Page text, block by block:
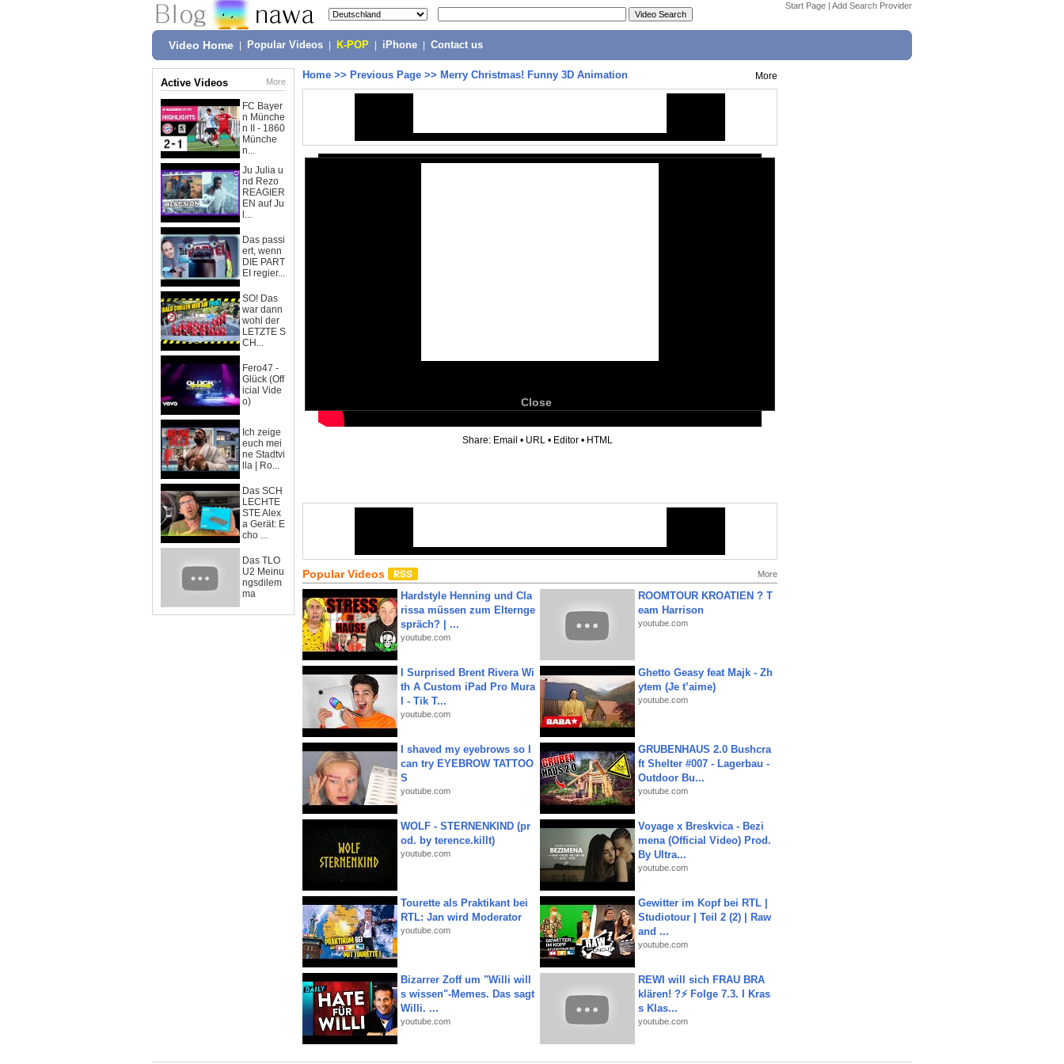
Start Page | Add Search Provider
Video Home Popular Videos K-POP iPhone Contact us
Active Videos More
FC Bayer
n Münche
n II - 1860
Münche
n...
Ju Julia u
nd Rezo
REAGIER
EN auf Ju
l...
Das passi
ert, wenn
DIE PART
EI regier...
SO! Das
war dann
wohl der
LETZTE S
CH...
Fero47 -
Glück (Off
icial Vide
o)
Ich zeige
euch mei
ne Stadtvi
lla | Ro...
Das SCH
LECHTE
STE Alex
a Gerät: E
cho ...
Das TLO
U2 Meinu
ngsdilem
ma
Home >> Previous Page >> Merry Christmas! Funny 3D Animation More
Close
Share: Email • URL • Editor • HTML
Popular Videos More
Hardstyle Henning und Cla
rissa müssen zum Elternge
spräch? | ...
youtube.com
ROOMTOUR KROATIEN ? T
eam Harrison
youtube.com
I Surprised Brent Rivera Wi
th A Custom iPad Pro Mura
l - Tik T...
youtube.com
Ghetto Geasy feat Majk - Zh
ytem (Je t’aime)
youtube.com
I shaved my eyebrows so I
can try EYEBROW TATTOO
S
youtube.com
GRUBENHAUS 2.0 Bushcra
ft Shelter #007 - Lagerbau -
Outdoor Bu...
youtube.com
WOLF - STERNENKIND (pr
od. by terence.killt)
youtube.com
Voyage x Breskvica - Bezi
mena (Official Video) Prod.
By Ultra...
youtube.com
Tourette als Praktikant bei
RTL: Jan wird Moderator
youtube.com
Gewitter im Kopf bei RTL |
Studiotour | Teil 2 (2) | Raw
and ...
youtube.com
Bizarrer Zoff um "Willi will
s wissen"-Memes. Das sagt
Willi. ...
youtube.com
REWI will sich FRAU BRA
klären! ?⚡️ Folge 7.3. I Kras
s Klas...
youtube.com